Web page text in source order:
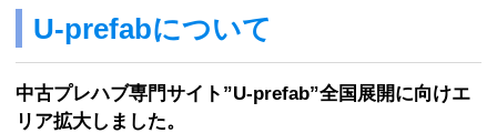
U-prefabについて
中古プレハブ専門サイト”U-prefab”全国展開に向けエ
リア拡大しました。